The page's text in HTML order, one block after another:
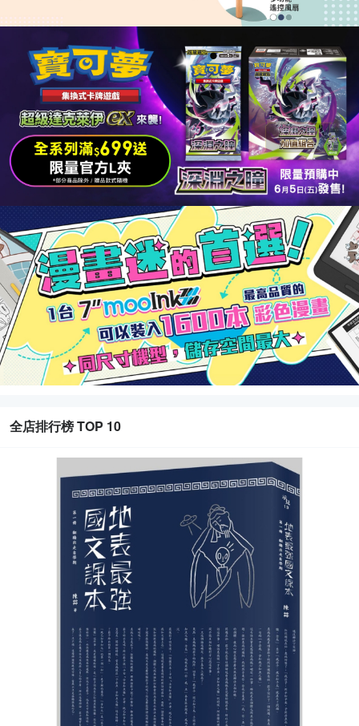
全店排行榜 TOP 10